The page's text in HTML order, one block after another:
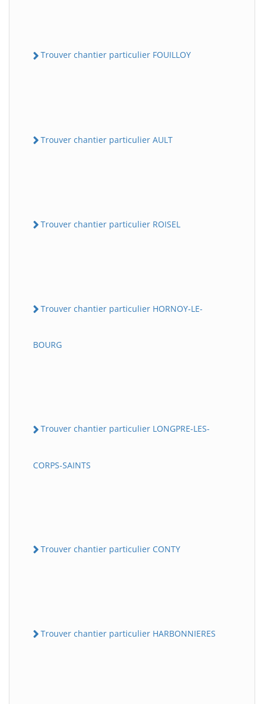
Trouver chantier particulier FOUILLOY
Trouver chantier particulier AULT
Trouver chantier particulier ROISEL
Trouver chantier particulier HORNOY-LE-
BOURG
Trouver chantier particulier LONGPRE-LES-
CORPS-SAINTS
Trouver chantier particulier CONTY
Trouver chantier particulier HARBONNIERES